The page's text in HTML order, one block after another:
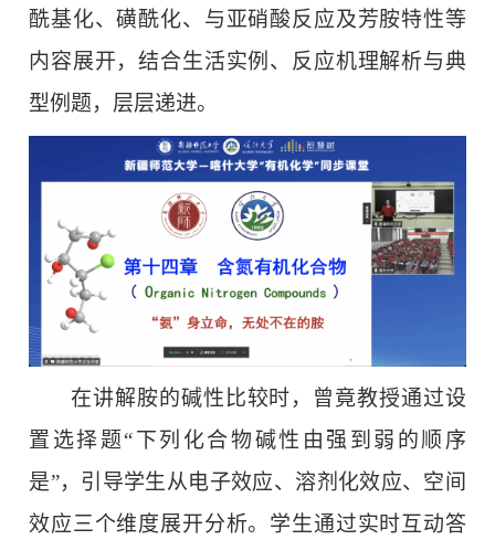
酰基化、磺酰化、与亚硝酸反应及芳胺特性等
内容展开，结合生活实例、反应机理解析与典
型例题，层层递进。
在讲解胺的碱性比较时，曾竟教授通过设
置选择题“下列化合物碱性由强到弱的顺序
是”，引导学生从电子效应、溶剂化效应、空间
效应三个维度展开分析。学生通过实时互动答